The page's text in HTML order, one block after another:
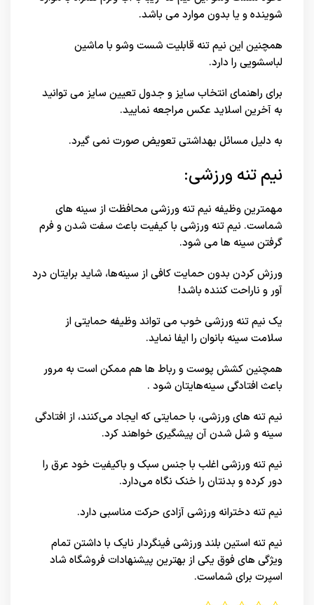
شوینده و یا بدون موارد می باشد.
همچنین این نیم تنه قابلیت شست وشو با ماشین
لباسشویی را دارد.
برای راهنمای انتخاب سایز و جدول تعیین سایز می توانید
به آخرین اسلاید عکس مراجعه نمایید.
به دلیل مسائل بهداشتی تعویض صورت نمی گیرد.
نیم تنه ورزشی:
مهمترین وظیفه نیم تنه ورزشی محافظت از سینه های
شماست. نیم تنه ورزشی با کیفیت باعث سفت شدن و فرم
گرفتن سینه ها می شود.
ورزش کردن بدون حمایت کافی از سینه‌ها، شاید برایتان درد
آور و ناراحت کننده باشد!
یک نیم تنه ورزشی خوب می تواند وظیفه حمایتی از
سلامت سینه بانوان را ایفا نماید.
همچنین کشش پوست و رباط‌ ها هم ممکن است به مرور
باعث افتادگی سینه‌هایتان شود .
نیم تنه های ورزشی، با حمایتی که ایجاد می‌کنند، از افتادگی
سینه و شل شدن آن پیشگیری خواهند کرد.
نیم تنه ورزشی اغلب با جنس سبک و باکیفیت خود عرق را
دور کرده و بدنتان را خنک نگاه می‌دارد.
نیم تنه دخترانه ورزشی آزادی حرکت مناسبی دارد.
نیم تنه استین بلند ورزشی فینگردار نایک با داشتن تمام
ویژگی های فوق یکی از بهترین پیشنهادات فروشگاه شاد
اسپرت برای شماست.